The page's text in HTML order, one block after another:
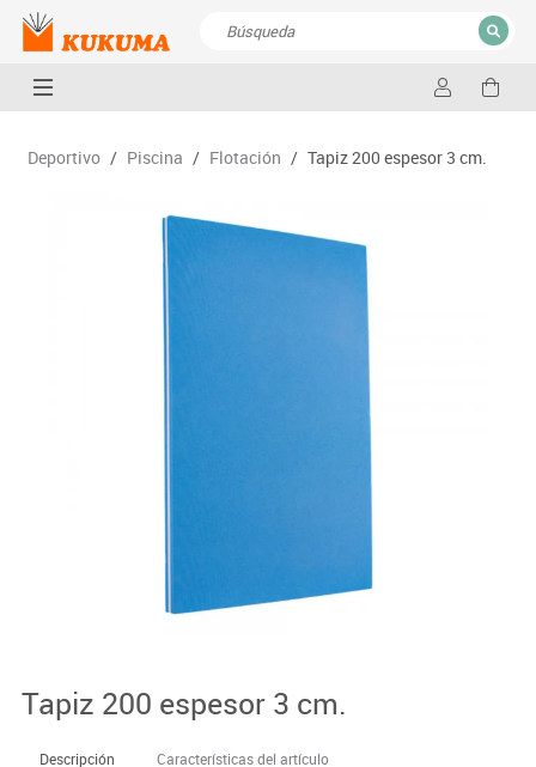
CERRAR
Deportivo / Piscina / Flotación / Tapiz 200 espesor 3 cm.
Tapiz 200 espesor 3 cm.
Descripción Características del artículo